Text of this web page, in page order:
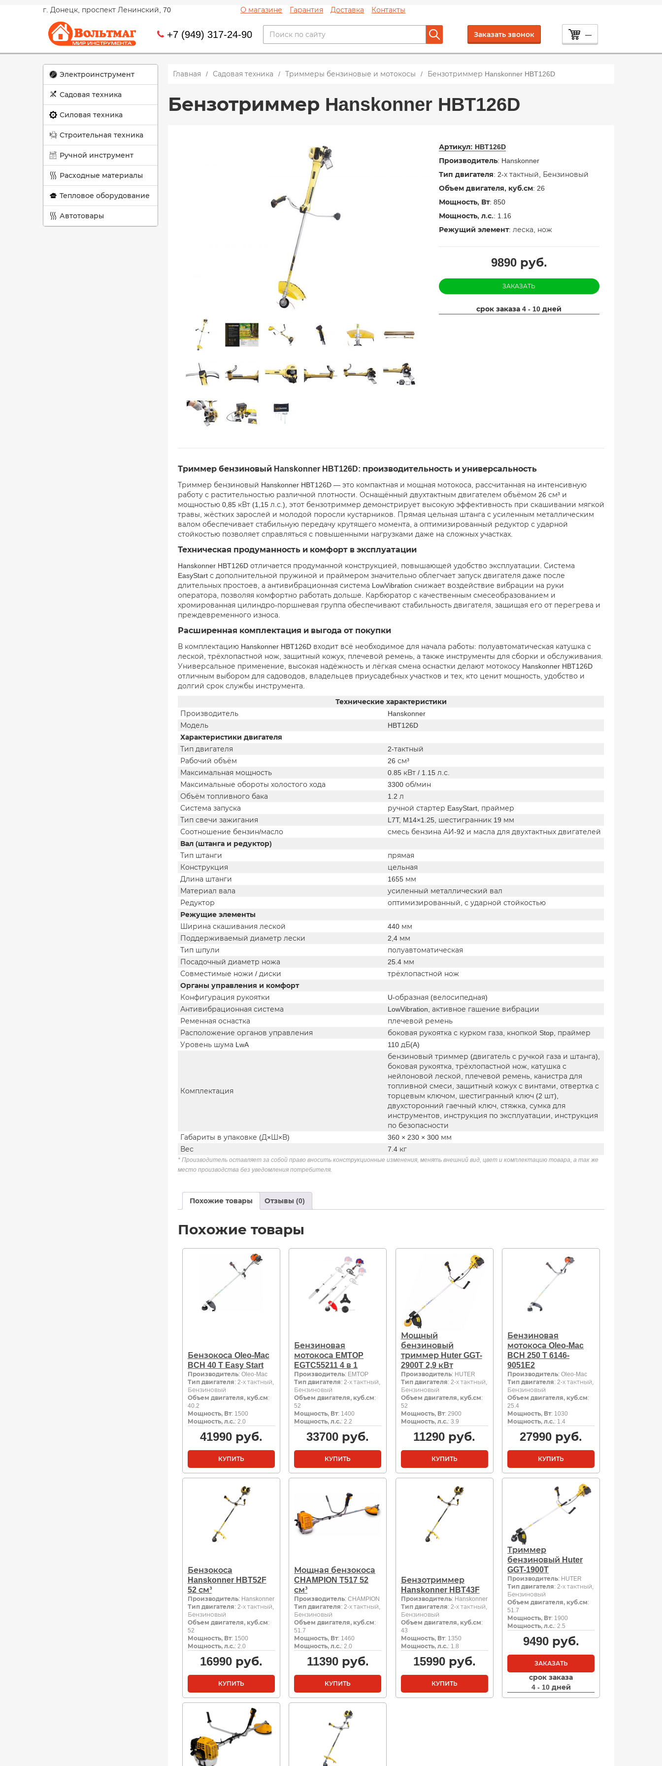
г. Донецк, проспект Ленинский, 70 О магазине Гарантия Доставка Контакты
+7 (949) 317-24-90 Заказать звонок —
Электроинструмент
Садовая техника
Силовая техника
Строительная техника
Ручной инструмент
Расходные материалы
Тепловое оборудование
Автотовары
Главная Садовая техника Триммеры бензиновые и мотокосы Бензотриммер Hanskonner HBT126D
Бензотриммер Hanskonner HBT126D
Артикул: HBT126D
Производитель: Hanskonner
Тип двигателя: 2-х тактный, Бензиновый
Объем двигателя, куб.см: 26
Мощность, Вт: 850
Мощность, л.с.: 1.16
Режущий элемент: леска, нож
9890руб.
ЗАКАЗАТЬ
срок заказа 4 - 10 дней
Триммер бензиновый Hanskonner HBT126D: производительность и универсальность
Триммер бензиновый Hanskonner HBT126D — это компактная и мощная мотокоса, рассчитанная на интенсивную
работу с растительностью различной плотности. Оснащённый двухтактным двигателем объёмом 26 см³ и
мощностью 0,85 кВт (1,15 л.с.), этот бензотриммер демонстрирует высокую эффективность при скашивании мягкой
травы, жёстких зарослей и молодой поросли кустарников. Прямая цельная штанга с усиленным металлическим
валом обеспечивает стабильную передачу крутящего момента, а оптимизированный редуктор с ударной
стойкостью позволяет справляться с повышенными нагрузками даже на сложных участках.
Техническая продуманность и комфорт в эксплуатации
Hanskonner HBT126D отличается продуманной конструкцией, повышающей удобство эксплуатации. Система
EasyStart с дополнительной пружиной и праймером значительно облегчает запуск двигателя даже после
длительных простоев, а антивибрационная система LowVibration снижает воздействие вибрации на руки
оператора, позволяя комфортно работать дольше. Карбюратор с качественным смесеобразованием и
хромированная цилиндро-поршневая группа обеспечивают стабильность двигателя, защищая его от перегрева и
преждевременного износа.
Расширенная комплектация и выгода от покупки
В комплектацию Hanskonner HBT126D входит всё необходимое для начала работы: полуавтоматическая катушка с
леской, трёхлопастной нож, защитный кожух, плечевой ремень, а также инструменты для сборки и обслуживания.
Универсальное применение, высокая надёжность и лёгкая смена оснастки делают мотокосу Hanskonner HBT126D
отличным выбором для садоводов, владельцев приусадебных участков и тех, кто ценит мощность, удобство и
долгий срок службы инструмента.
Технические характеристики
Производитель
Hanskonner
Модель
HBT126D
Характеристики двигателя
Тип двигателя
2-тактный
Рабочий объём
26 см³
Максимальная мощность
0.85 кВт / 1.15 л.с.
Максимальные обороты холостого хода
3300 об/мин
Объём топливного бака
1.2 л
Система запуска
ручной стартер EasyStart, праймер
Тип свечи зажигания
L7T, M14×1.25, шестигранник 19 мм
Соотношение бензин/масло
смесь бензина АИ-92 и масла для двухтактных двигателей
Вал (штанга и редуктор)
Тип штанги
прямая
Конструкция
цельная
Длина штанги
1655 мм
Материал вала
усиленный металлический вал
Редуктор
оптимизированный, с ударной стойкостью
Режущие элементы
Ширина скашивания леской
440 мм
Поддерживаемый диаметр лески
2,4 мм
Тип шпули
полуавтоматическая
Посадочный диаметр ножа
25.4 мм
Совместимые ножи / диски
трёхлопастной нож
Органы управления и комфорт
Конфигурация рукоятки
U-образная (велосипедная)
Антивибрационная система
LowVibration, активное гашение вибрации
Ременная оснастка
плечевой ремень
Расположение органов управления
боковая рукоятка с курком газа, кнопкой Stop, праймер
Уровень шума LwA
110 дБ(A)
Комплектация
бензиновый триммер (двигатель с ручкой газа и штанга),
боковая рукоятка, трёхлопастной нож, катушка с
нейлоновой леской, плечевой ремень, канистра для
топливной смеси, защитный кожух с винтами, отвертка с
торцевым ключом, шестигранный ключ (2 шт),
двухсторонний гаечный ключ, стяжка, сумка для
инструментов, инструкция по эксплуатации, инструкция
по безопасности
Габариты в упаковке (Д×Ш×В)
360 × 230 × 300 мм
Вес
7.4 кг
* Производитель оставляет за собой право вносить конструкционные изменения, менять внешний вид, цвет и комплектацию товара, а так же
место производства без уведомления потребителя.
Похожие товары Отзывы (0)
Похожие товары
Бензокоса Oleo-Mac
BCH 40 T Easy Start
Производитель: Oleo-Mac
Тип двигателя: 2-х тактный,
Бензиновый
Объем двигателя, куб.см:
40.2
Мощность, Вт: 1500
Мощность, л.с.: 2.0
41990руб.
КУПИТЬ
Бензиновая
мотокоса EMTOP
EGTC55211 4 в 1
Производитель: EMTOP
Тип двигателя: 2-х тактный,
Бензиновый
Объем двигателя, куб.см:
52
Мощность, Вт: 1400
Мощность, л.с.: 2.2
33700 руб.
КУПИТЬ
Мощный
бензиновый
триммер Huter GGT-
2900T 2,9 кВт
Производитель: HUTER
Тип двигателя: 2-х тактный,
Бензиновый
Объем двигателя, куб.см:
52
Мощность, Вт: 2900
Мощность, л.с.: 3.9
11290 руб.
КУПИТЬ
Бензиновая
мотокоса Oleo-Mac
BCH 250 T 6146-
9051E2
Производитель: Oleo-Mac
Тип двигателя: 2-х тактный,
Бензиновый
Объем двигателя, куб.см:
25.4
Мощность, Вт: 1030
Мощность, л.с.: 1.4
27990 руб.
КУПИТЬ
Бензокоса
Hanskonner HBT52F
52 см³
Производитель: Hanskonner
Тип двигателя: 2-х тактный,
Бензиновый
Объем двигателя, куб.см:
52
Мощность, Вт: 1500
Мощность, л.с.: 2.0
16990руб.
КУПИТЬ
Мощная бензокоса
CHAMPION Т517 52
см³
Производитель: CHAMPION
Тип двигателя: 2-х тактный,
Бензиновый
Объем двигателя, куб.см:
51.7
Мощность, Вт: 1460
Мощность, л.с.: 2.0
11390руб.
КУПИТЬ
Бензотриммер
Hanskonner HBT43F
Производитель: Hanskonner
Тип двигателя: 2-х тактный,
Бензиновый
Объем двигателя, куб.см:
43
Мощность, Вт: 1350
Мощность, л.с.: 1.8
15990руб.
КУПИТЬ
Триммер
бензиновый Huter
GGT-1900T
Производитель: HUTER
Тип двигателя: 2-х тактный,
Бензиновый
Объем двигателя, куб.см:
51.7
Мощность, Вт: 1900
Мощность, л.с.: 2.5
9490руб.
ЗАКАЗАТЬ
срок заказа
4 - 10 дней